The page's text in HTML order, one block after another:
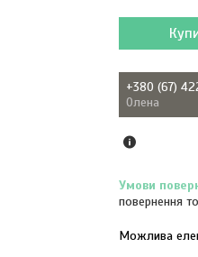
+380 (67)
Олена
повернення